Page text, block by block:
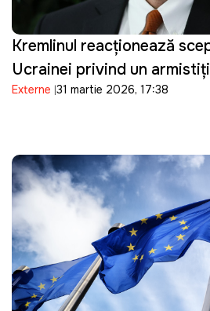
Kremlinul reacționează
Ucrainei privind un
Externe 31 martie 2026, 17:38